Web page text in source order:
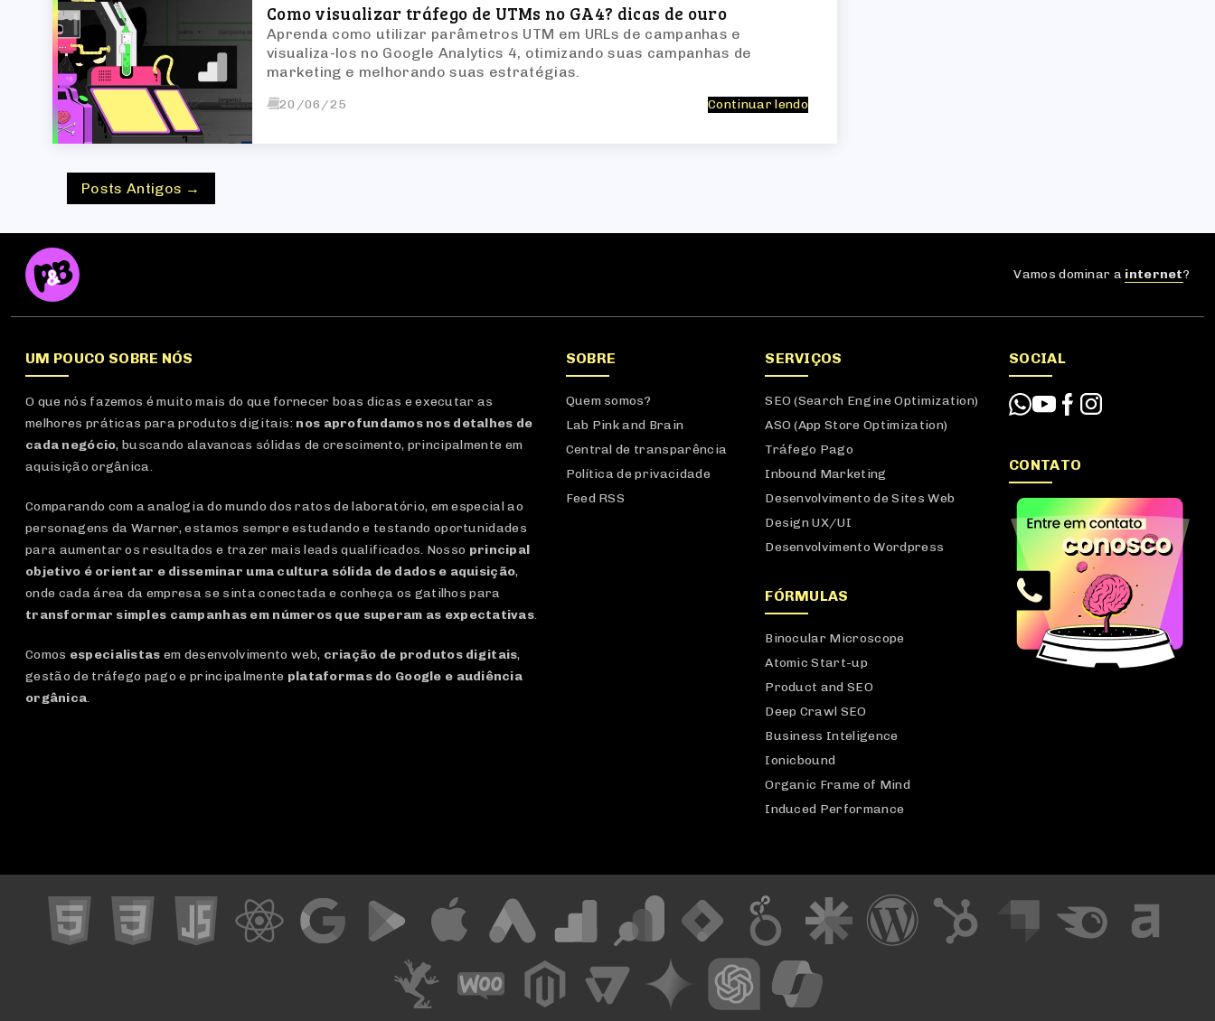
Como visualizar tráfego de UTMs no GA4? dicas de ouro
Aprenda como utilizar parâmetros UTM em URLs de campanhas e
visualiza-los no Google Analytics 4, otimizando suas campanhas de
marketing e melhorando suas estratégias.
20/06/25 Continuar lendo
Posts Antigos →
Vamos dominar a internet?
UM POUCO SOBRE NÓS
O que nós fazemos é muito mais do que fornecer boas dicas e executar as
melhores práticas para produtos digitais: nos aprofundamos nos detalhes de
cada negócio, buscando alavancas sólidas de crescimento, principalmente em
aquisição orgânica.
Comparando com a analogia do mundo dos ratos de laboratório, em especial ao
personagens da Warner, estamos sempre estudando e testando oportunidades
para aumentar os resultados e trazer mais leads qualificados. Nosso principal
objetivo é orientar e disseminar uma cultura sólida de dados e aquisição,
onde cada área da empresa se sinta conectada e conheça os gatilhos para
transformar simples campanhas em números que superam as expectativas.
Comos especialistas em desenvolvimento web, criação de produtos digitais,
gestão de tráfego pago e principalmente plataformas do Google e audiência
orgânica.
SOBRE
Quem somos?
Lab Pink and Brain
Central de transparência
Política de privacidade
Feed RSS
SERVIÇOS
SEO (Search Engine Optimization)
ASO (App Store Optimization)
Tráfego Pago
Inbound Marketing
Desenvolvimento de Sites Web
Design UX/UI
Desenvolvimento Wordpress
FÓRMULAS
Binocular Microscope
Atomic Start-up
Product and SEO
Deep Crawl SEO
Business Inteligence
Ionicbound
Organic Frame of Mind
Induced Performance
SOCIAL
CONTATO